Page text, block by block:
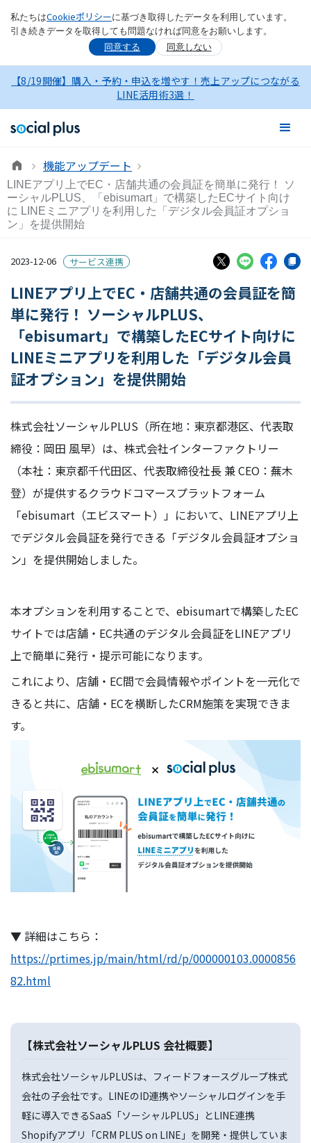
私たちはCookieポリシーに基づき取得したデータを利用しています。
引き続きデータを取得しても問題なければ同意をお願いします。
同意する
同意しない
【8/19開催】購入・予約・申込を増やす！売上アップにつながる
LINE活用術3選！
機能アップデート
LINEアプリ上でEC・店舗共通の会員証を簡単に発行！ ソ
ーシャルPLUS、「ebisumart」で構築したECサイト向け
に LINEミニアプリを利用した「デジタル会員証オプショ
ン」を提供開始
2023-12-06 サービス連携
LINEアプリ上でEC・店舗共通の会員証を簡
単に発行！ ソーシャルPLUS、
「ebisumart」で構築したECサイト向けに
LINEミニアプリを利用した「デジタル会員
証オプション」を提供開始
株式会社ソーシャルPLUS（所在地：東京都港区、代表取
締役：岡田 風早）は、株式会社インターファクトリー
（本社：東京都千代田区、代表取締役社長 兼 CEO：蕪木
登）が提供するクラウドコマースプラットフォーム
「ebisumart（エビスマート）」において、LINEアプリ上
でデジタル会員証を発行できる「デジタル会員証オプショ
ン」を提供開始しました。
本オプションを利用することで、ebisumartで構築したEC
サイトでは店舗・EC共通のデジタル会員証をLINEアプリ
上で簡単に発行・提示可能になります。
これにより、店舗・EC間で会員情報やポイントを一元化で
きると共に、店舗・ECを横断したCRM施策を実現できま
す。
▼ 詳細はこちら：
https://prtimes.jp/main/html/rd/p/000000103.0000856
82.html
【株式会社ソーシャルPLUS 会社概要】
株式会社ソーシャルPLUSは、フィードフォースグループ株式
会社の子会社です。LINEのID連携やソーシャルログインを手
軽に導入できるSaaS「ソーシャルPLUS」とLINE連携
Shopifyアプリ「CRM PLUS on LINE」を開発・提供していま